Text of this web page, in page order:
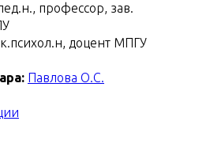
профессор, зав.
доцент МПГУ
Павлова О.С.